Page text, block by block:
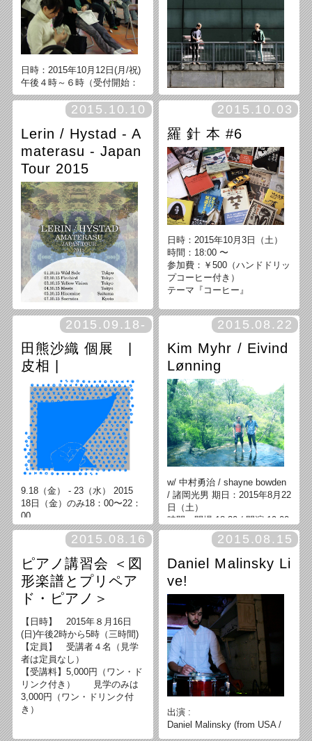
日時：2015年10月12日(月/祝)
午後４時～６時（受付開始：
３時30分）
講師：西風満紀子
お問合せ・ご予約：colorrecor
ds@gmail.com
w / 蹂躙, 武井庸郎 + 山本泰輔
日時：2015年10月11日（日）
19:30 開場 / 20:00 開演
料金 : 1500円（1ドリンク込）
2015.10.10
Lerin / Hystad - A
materasu - Japan
Tour 2015
w / capture + Yumi Fukushim
a, KAPPA 日時：2015年10月1
0日（土）
19:30 開場 / 20:00 開演
料金：1500 円（1ドリンク
込）
2015.10.03
羅 針 本 #6
日時：2015年10月3日（土）
時間：18:00 〜
参加費：￥500（ハンドドリッ
プコーヒー付き）
テーマ『コーヒー』
2015.09.18-
田熊沙織 個展 |
皮相 |
9.18（金） - 23（水） 2015
18日（金）のみ18：00〜22：
00
19日〜23日 13：00〜22：00
2015.08.22
Kim Myhr / Eivind
Lønning
w/ 中村勇治 / shayne bowden
/ 諸岡光男 期日：2015年8月22
日（土）
時間：開場 18:30 / 開演 19:00
料金：1500円＋1 drink order
2015.08.16
ピアノ講習会 ＜図
形楽譜とプリペア
ド・ピアノ＞
【日時】 2015年８月16日
(日)午後2時から5時（三時間)
【定員】 受講者４名（見学
者は定員なし）
【受講料】5,000円（ワン・ド
リンク付き） 見学のみは
3,000円（ワン・ドリンク付
き）
2015.08.15
Daniel Malinsky Li
ve!
出演 :
Daniel Malinsky (from USA /
エレクトロニクス）